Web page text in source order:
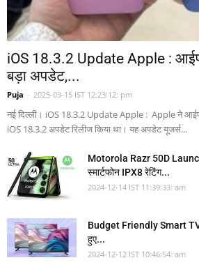
iOS 18.3.2 Update Apple :
बड़ा अपडेट,...
Puja - 2025-03-15 IST 12:23:12: pm
नई दिल्ली। iOS 18.3.2 Update Apple : Apple ने
iOS 18.3.2 अपडेट रिलीज किया था। यह अपडेट यूजर्स...
Motorola Razr 50D
स्मार्टफोन IPX8 रेटिंग...
2024-12-14 IST 11:39:33: am
Budget Friendly Smart TV
हुए...
2024-12-12 IST 10:46:54: am